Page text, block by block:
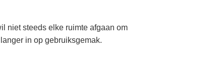
niet steeds elke ruimte afgaan om
in op gebruiksgemak.